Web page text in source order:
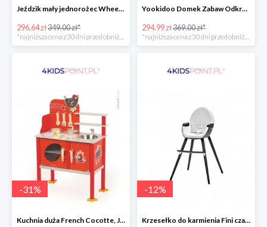
Jeździk mały jednorożec Wheely Bug
296.64 zł349.00 zł*
*najniższa cena z 30 dni przed obniżką
Yookidoo Domek Zabaw Odkrywczy
294.99 zł369.00 zł*
*najniższa cena z 30 dni przed obniżką
-31%
Kuchnia duża French Cocotte, Janod
-12%
Krzesełko do karmienia Fini czarne 2w1 Kinderkraft